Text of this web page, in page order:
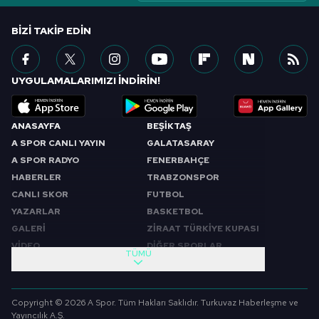
ANASAYFA
A SPOR CANLI YAYIN
A SPOR RADYO
HABERLER
CANLI SKOR
YAZARLAR
GALERİ
VİDEO
BEŞİKTAŞ
GALATASARAY
FENERBAHÇE
TRABZONSPOR
FUTBOL
BASKETBOL
ZİRAAT TÜRKİYE KUPASI
DİĞER SPORLAR
SABAH SPORU
SPOR GÜNDEMİ
FUTBOL
TÜMÜ
BIZI TAKIP EDIN
UYGULAMALARIMIZI İNDİRİN!
Copyright © 2026 A Spor. Tüm Hakları Saklıdır. Turkuvaz Haberleşme ve
Yayıncılık A.Ş.